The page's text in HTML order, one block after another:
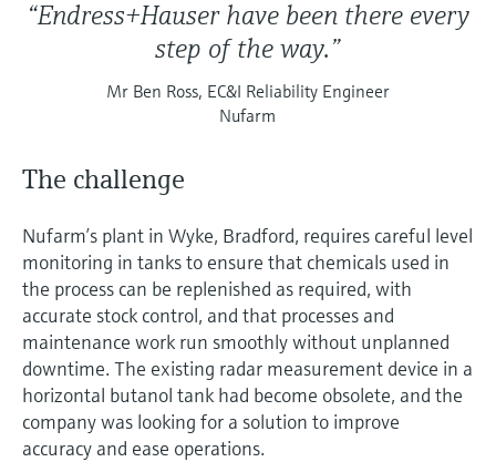
“Endress+Hauser have been there every
step of the way.”
Mr Ben Ross, EC&I Reliability Engineer
Nufarm
The challenge
Nufarm’s plant in Wyke, Bradford, requires careful level
monitoring in tanks to ensure that chemicals used in
the process can be replenished as required, with
accurate stock control, and that processes and
maintenance work run smoothly without unplanned
downtime. The existing radar measurement device in a
horizontal butanol tank had become obsolete, and the
company was looking for a solution to improve
accuracy and ease operations.